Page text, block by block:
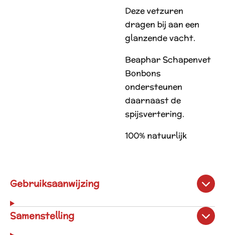
Deze vetzuren
dragen bij aan een
glanzende vacht.
Beaphar Schapenvet
Bonbons
ondersteunen
daarnaast de
spijsvertering.
100% natuurlijk
Gebruiksaanwijzing
Samenstelling